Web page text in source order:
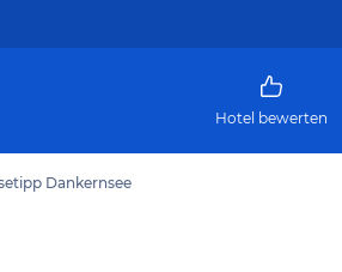
Hotel bewerten
Dankernsee